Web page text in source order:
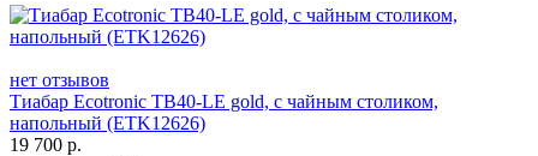
нет отзывов
Тиабар Ecotronic TB40-LE gold, с чайным столиком,
напольный (ETK12626)
19 700 р.